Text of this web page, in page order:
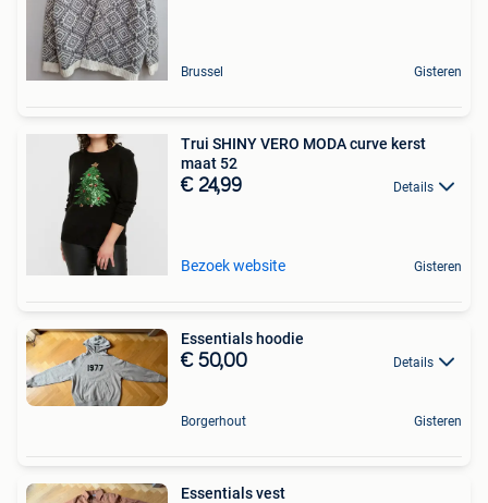
Brussel Gisteren
Trui SHINY VERO MODA curve kerst
maat 52
€ 24,99 Details
Bezoek website Gisteren
Essentials hoodie
€ 50,00 Details
Borgerhout Gisteren
Essentials vest